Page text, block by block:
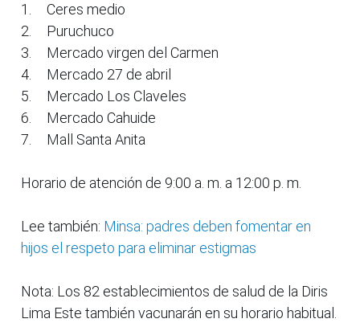
1.
Ceres medio
2.
Puruchuco
3.
Mercado virgen del Carmen
4.
Mercado 27 de abril
5.
Mercado Los Claveles
6.
Mercado Cahuide
7.
Mall Santa Anita
Horario de atención de 9:00 a. m. a 12:00 p. m.
Lee también: Minsa: padres deben fomentar en
hijos el respeto para eliminar estigmas
Nota: Los 82 establecimientos de salud de la Diris
Lima Este también vacunarán en su horario habitual.